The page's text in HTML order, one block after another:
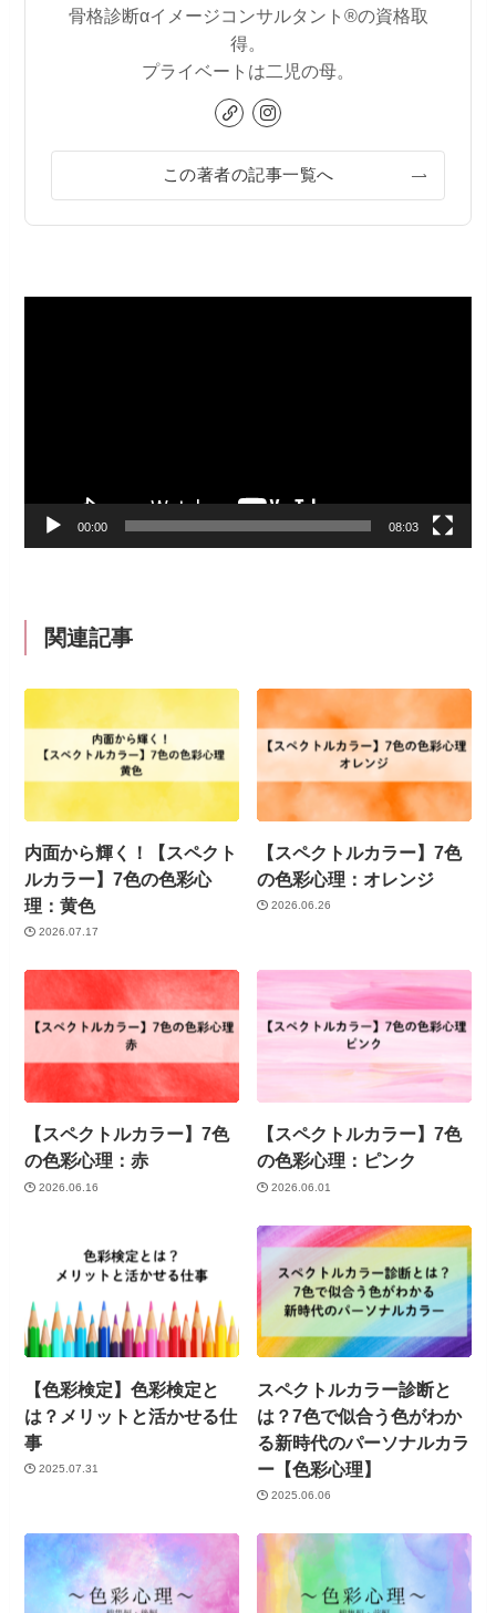
骨格診断αイメージコンサルタント®の資格取
得。
プライベートは二児の母。
この著者の記事一覧へ
00:00 08:03
関連記事
内面から輝く！【スペクト
ルカラー】7色の色彩心
理：黄色
2026.07.17
【スペクトルカラー】7色
の色彩心理：オレンジ
2026.06.26
【スペクトルカラー】7色
の色彩心理：赤
2026.06.16
【スペクトルカラー】7色
の色彩心理：ピンク
2026.06.01
【色彩検定】色彩検定と
は？メリットと活かせる仕
事
2025.07.31
スペクトルカラー診断と
は？7色で似合う色がわか
る新時代のパーソナルカラ
ー【色彩心理】
2025.06.06